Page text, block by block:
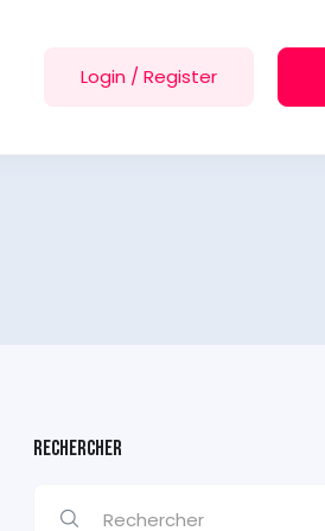
Login / Register
Rechercher